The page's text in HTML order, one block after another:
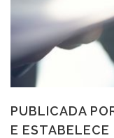
PUBLICADA
E